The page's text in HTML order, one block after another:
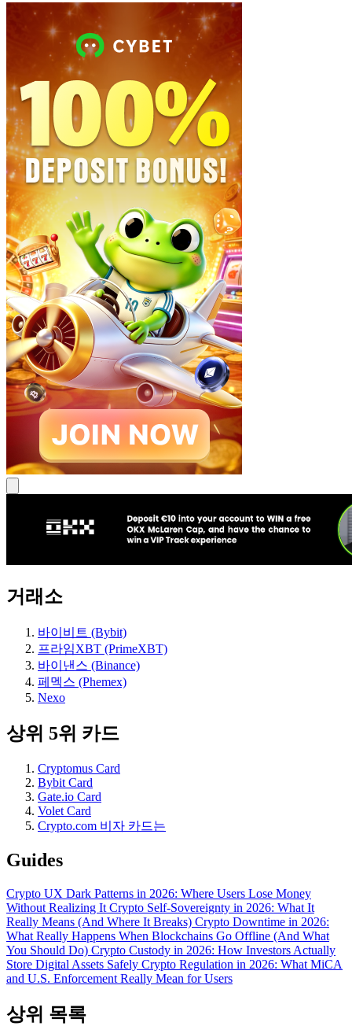
거래소
바이비트 (Bybit)
프라임XBT (PrimeXBT)
바이낸스 (Binance)
페멕스 (Phemex)
Nexo
상위 5위 카드
Cryptomus Card
Bybit Card
Gate.io Card
Volet Card
Crypto.com 비자 카드는
Guides
Crypto UX Dark Patterns in 2026: Where Users Lose Money
Without Realizing It Crypto Self-Sovereignty in 2026: What It
Really Means (And Where It Breaks) Crypto Downtime in 2026:
What Really Happens When Blockchains Go Offline (And What
You Should Do) Crypto Custody in 2026: How Investors Actually
Store Digital Assets Safely Crypto Regulation in 2026: What MiCA
and U.S. Enforcement Really Mean for Users
상위 목록